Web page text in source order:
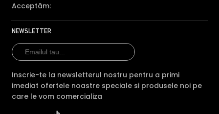
Acceptăm:
NEWSLETTER
Inscrie-te la newsletterul nostru pentru a primi
imediat ofertele noastre speciale si produsele noi pe
care le vom comercializa